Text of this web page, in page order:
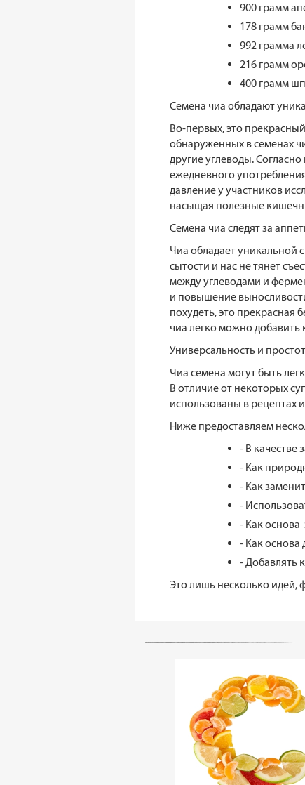
900 грамм
178 грамм
992 грамма
216 грамм
400 грамм
Семена чиа обладают
Во-первых, это
обнаруженных в семенах
другие углеводы.
ежедневного
давление у участников
насыщая полезные
Семена чиа следят за
Чиа обладает уникальной
сытости и нас не тянет
между углеводами и
и повышение
похудеть, это прекрасная
чиа легко можно
Универсальность и
Чиа семена могут быть
В отличие от некоторых
использованы в рецептах
Ниже предоставляем
- В качестве
- Как
- Как
-
- Как основа
- Как основа
- Добавлять
Это лишь несколько идей,